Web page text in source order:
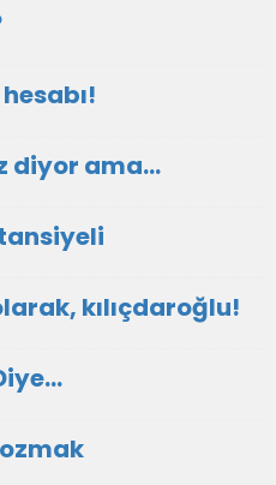
diyor ama...
kılıçdaroğlu!